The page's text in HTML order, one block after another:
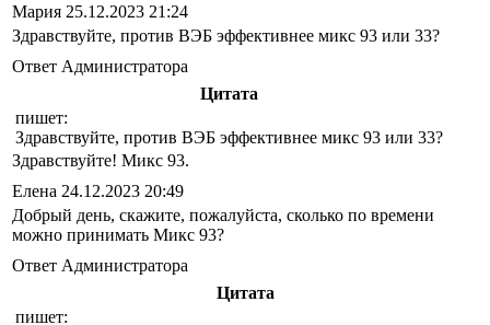
Мария 25.12.2023 21:24
Здравствуйте, против ВЭБ эффективнее микс 93 или 33?
Ответ Администратора
Цитата
пишет:
Здравствуйте, против ВЭБ эффективнее микс 93 или 33?
Здравствуйте! Микс 93.
Елена 24.12.2023 20:49
Добрый день, скажите, пожалуйста, сколько по времени
можно принимать Микс 93?
Ответ Администратора
Цитата
пишет: